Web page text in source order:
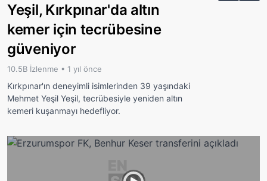
Yeşil, Kırkpınar'da altın
kemer için tecrübesine
güveniyor
10.5B İzlenme • 1 yıl önce
Kırkpınar'ın deneyimli isimlerinden 39 yaşındaki
Mehmet Yeşil Yeşil, tecrübesiyle yeniden altın
kemeri kuşanmayı hedefliyor.